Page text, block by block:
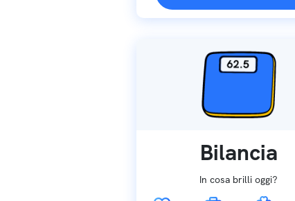
Bilancia
In cosa brilli oggi?